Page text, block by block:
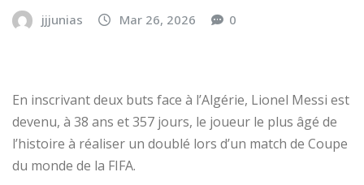
jjjunias Mar 26, 2026 0
En inscrivant deux buts face à l’Algérie, Lionel Messi est
devenu, à 38 ans et 357 jours, le joueur le plus âgé de
l’histoire à réaliser un doublé lors d’un match de Coupe
du monde de la FIFA.